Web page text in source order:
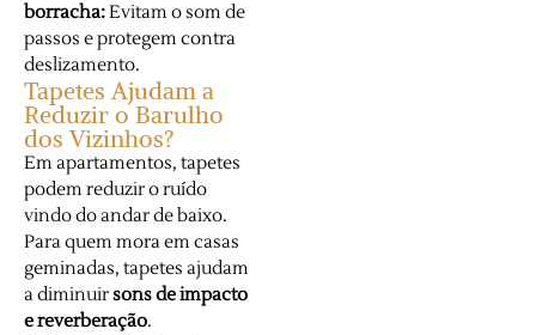
borracha:Evitam o som de
passos e protegem contra
deslizamento.
Tapetes Ajudam a
Reduzir o Barulho
dos Vizinhos?
Em apartamentos, tapetes
podem reduzir o ruído
vindo do andar de baixo.
Para quem mora em casas
geminadas, tapetes ajudam
a diminuirsons de impacto
e reverberação.